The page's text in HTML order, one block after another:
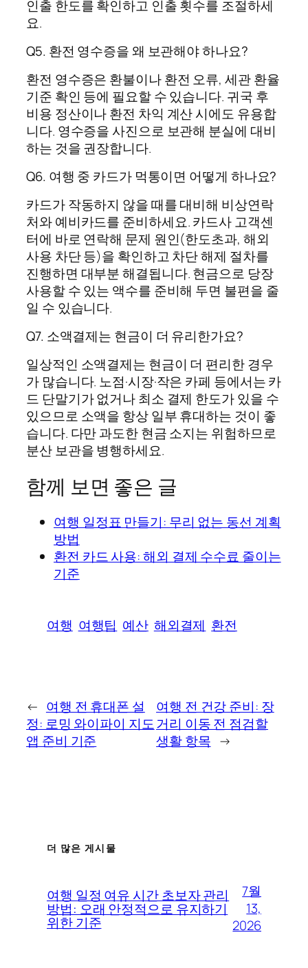
인출 한도를 확인하고 인출 횟수를 조절하세
요.
Q5. 환전 영수증을 왜 보관해야 하나요?
환전 영수증은 환불이나 환전 오류, 세관 환율
기준 확인 등에 필요할 수 있습니다. 귀국 후
비용 정산이나 환전 차익 계산 시에도 유용합
니다. 영수증을 사진으로 보관해 분실에 대비
하는 것을 권장합니다.
Q6. 여행 중 카드가 먹통이면 어떻게 하나요?
카드가 작동하지 않을 때를 대비해 비상연락
처와 예비카드를 준비하세요. 카드사 고객센
터에 바로 연락해 문제 원인(한도초과, 해외
사용 차단 등)을 확인하고 차단 해제 절차를
진행하면 대부분 해결됩니다. 현금으로 당장
사용할 수 있는 액수를 준비해 두면 불편을 줄
일 수 있습니다.
Q7. 소액결제는 현금이 더 유리한가요?
일상적인 소액결제는 현금이 더 편리한 경우
가 많습니다. 노점·시장·작은 카페 등에서는 카
드 단말기가 없거나 최소 결제 한도가 있을 수
있으므로 소액을 항상 일부 휴대하는 것이 좋
습니다. 다만 과도한 현금 소지는 위험하므로
분산 보관을 병행하세요.
함께 보면 좋은 글
여행 일정표 만들기: 무리 없는 동선 계획
방법
환전 카드 사용: 해외 결제 수수료 줄이는
기준
여행 여행팁 예산 해외결제 환전
← 여행 전 휴대폰 설
정: 로밍 와이파이 지도
앱 준비 기준
여행 전 건강 준비: 장
거리 이동 전 점검할
생활 항목 →
더 많은 게시물
여행 일정 여유 시간 초보자 관리
방법: 오래 안정적으로 유지하기
위한 기준
7월
13,
2026